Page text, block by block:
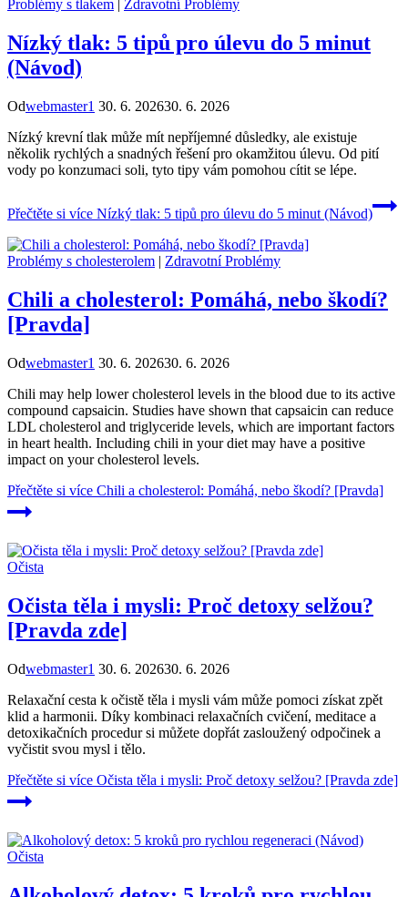
Problémy s tlakem Zdravotní Problémy
Nízký tlak: 5 tipů pro úlevu do 5 minut
(Návod)
Odwebmaster1 30. 6. 202630. 6. 2026
Nízký krevní tlak může mít nepříjemné důsledky, ale existuje
několik rychlých a snadných řešení pro okamžitou úlevu. Od pití
vody po konzumaci soli, tyto tipy vám pomohou cítit se lépe.
Přečtěte si více Nízký tlak: 5 tipů pro úlevu do 5 minut (Návod)
Problémy s cholesterolem | Zdravotní Problémy
Chili a cholesterol: Pomáhá, nebo škodí?
[Pravda]
Odwebmaster1 30. 6. 202630. 6. 2026
Chili may help lower cholesterol levels in the blood due to its active
compound capsaicin. Studies have shown that capsaicin can reduce
LDL cholesterol and triglyceride levels, which are important factors
in heart health. Including chili in your diet may have a positive
impact on your cholesterol levels.
Přečtěte si více Chili a cholesterol: Pomáhá, nebo škodí? [Pravda]
Očista
Očista těla i mysli: Proč detoxy selžou?
[Pravda zde]
Odwebmaster1 30. 6. 202630. 6. 2026
Relaxační cesta k očistě těla i mysli vám může pomoci získat zpět
klid a harmonii. Díky kombinaci relaxačních cvičení, meditace a
detoxikačních procedur si můžete dopřát zasloužený odpočinek a
vyčistit svou mysl i tělo.
Přečtěte si více Očista těla i mysli: Proč detoxy selžou? [Pravda zde]
Očista